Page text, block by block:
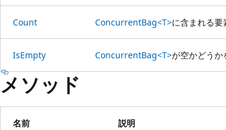
Count ConcurrentBag<T>に含まれる要
IsEmpty ConcurrentBag<T>が空かどうか
メソッド
名前 説明